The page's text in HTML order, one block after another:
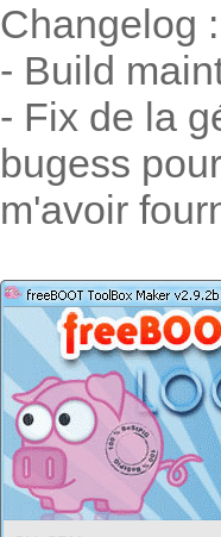
Changelog :
- Build
- Fix de la
bugess
m'avoir